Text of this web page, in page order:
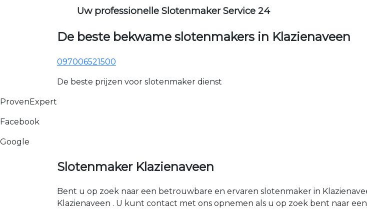
Uw professionelle Slotenmaker Service 24
De beste bekwame slotenmakers in Klazienaveen
097006521500
De beste prijzen voor slotenmaker dienst
ProvenExpert
Facebook
Google
Slotenmaker Klazienaveen
Bent u op zoek naar een betrouwbare en ervaren slotenmaker in
Klazienaveen . U kunt contact met ons opnemen als u op zoek bent naar